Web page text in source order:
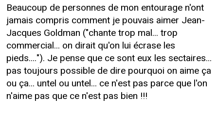
Beaucoup de personnes de mon entourage n'ont
jamais compris comment je pouvais aimer Jean-
Jacques Goldman ("chante trop mal... trop
commercial... on dirait qu'on lui écrase les
pieds...."). Je pense que ce sont eux les sectaires...
pas toujours possible de dire pourquoi on aime ça
ou ça... untel ou untel... ce n'est pas parce que l'on
n'aime pas que ce n'est pas bien !!!